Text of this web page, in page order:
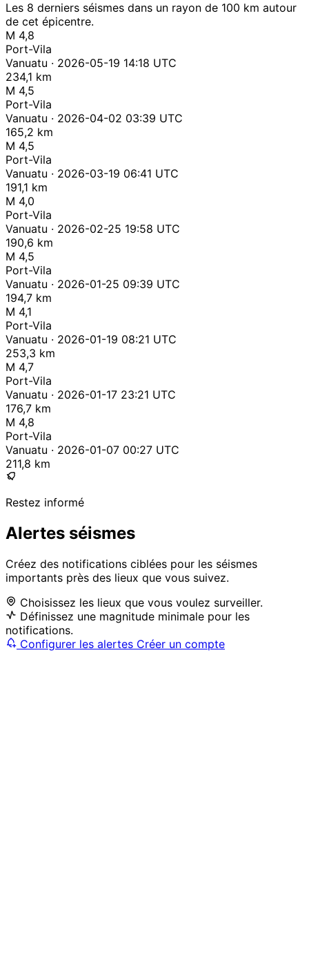
Les 8 derniers séismes dans un rayon de 100 km autour
de cet épicentre.
M 4,8
Port-Vila
Vanuatu · 2026-05-19 14:18 UTC
234,1 km
M 4,5
Port-Vila
Vanuatu · 2026-04-02 03:39 UTC
165,2 km
M 4,5
Port-Vila
Vanuatu · 2026-03-19 06:41 UTC
191,1 km
M 4,0
Port-Vila
Vanuatu · 2026-02-25 19:58 UTC
190,6 km
M 4,5
Port-Vila
Vanuatu · 2026-01-25 09:39 UTC
194,7 km
M 4,1
Port-Vila
Vanuatu · 2026-01-19 08:21 UTC
253,3 km
M 4,7
Port-Vila
Vanuatu · 2026-01-17 23:21 UTC
176,7 km
M 4,8
Port-Vila
Vanuatu · 2026-01-07 00:27 UTC
211,8 km
Restez informé
Alertes séismes
Créez des notifications ciblées pour les séismes
importants près des lieux que vous suivez.
Choisissez les lieux que vous voulez surveiller.
Définissez une magnitude minimale pour les
notifications.
Configurer les alertes Créer un compte